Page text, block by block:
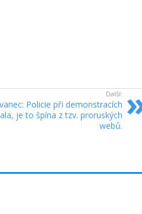
Další:
Policie při demonstracích
je to špína z tzv. proruských
webů.